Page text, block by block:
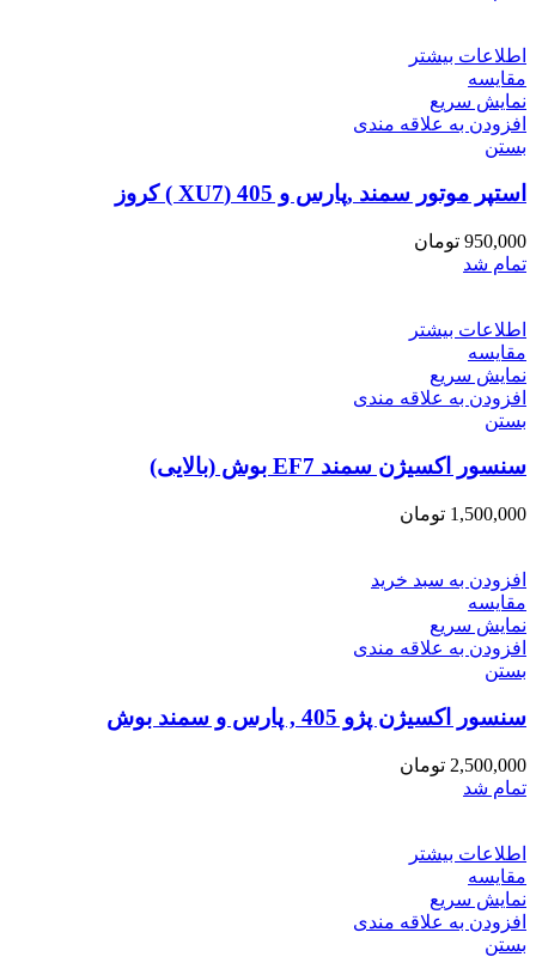
اطلاعات بیشتر
مقایسه
نمایش سریع
افزودن به علاقه مندی
بستن
استپر موتور سمند ,پارس و 405 (XU7 ) کروز
950,000 تومان
تمام شد
اطلاعات بیشتر
مقایسه
نمایش سریع
افزودن به علاقه مندی
بستن
سنسور اکسیژن سمند EF7 بوش (بالایی)
1,500,000 تومان
افزودن به سبد خرید
مقایسه
نمایش سریع
افزودن به علاقه مندی
بستن
سنسور اکسیژن پژو 405 , پارس و سمند بوش
2,500,000 تومان
تمام شد
اطلاعات بیشتر
مقایسه
نمایش سریع
افزودن به علاقه مندی
بستن